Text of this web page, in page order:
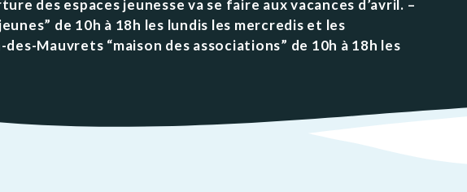
Budget
Publications officielles
Réglementation
des nuisances
Cimetières
Agenda
Publications
Présentation des ENS
jeunesse va se faire aux vacances d’avril. –
de 10h à 18h les lundis les mercredis et les
Mauvrets “maison des associations” de 10h à 18h les